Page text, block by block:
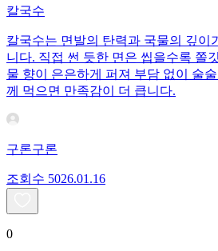
칼국수
칼국수는 면발의 탄력과 국물의 깊이
니다. 직접 썬 듯한 면은 씹을수록 쫄
물 향이 은은하게 퍼져 부담 없이 술
께 먹으면 만족감이 더 큽니다.
구론구론
조회수 5026.01.16
0